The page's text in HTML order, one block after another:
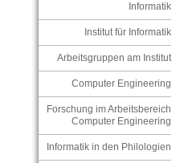
Informatik
Institut für Informatik
Arbeitsgruppen am Institut
Computer Engineering
Forschung im Arbeitsbereich
Computer Engineering
Informatik in den Philologien